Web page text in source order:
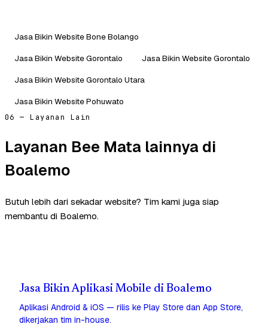
Jasa Bikin Website Bone Bolango
Jasa Bikin Website Gorontalo
Jasa Bikin Website Gorontalo
Jasa Bikin Website Gorontalo Utara
Jasa Bikin Website Pohuwato
06 — Layanan Lain
Layanan Bee Mata lainnya di
Boalemo
Butuh lebih dari sekadar website? Tim kami juga siap
membantu di Boalemo.
Jasa Bikin Aplikasi Mobile di Boalemo
Aplikasi Android & iOS — rilis ke Play Store dan App Store,
dikerjakan tim in-house.